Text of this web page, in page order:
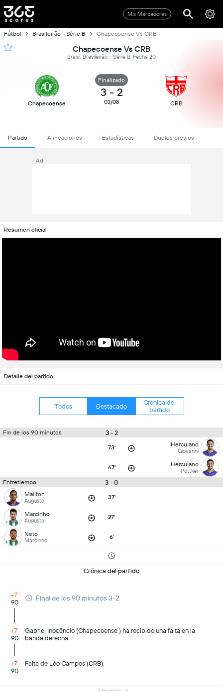
Mis Marcadores
Fútbol Brasileirão - Série B Chapecoense Vs CRB
Chapecoense Vs CRB
Brasil, Brasileirão - Série B, Fecha 20
Chapecoense
Finalizado
3 - 2
03/08 CRB
Partido Alineaciones Estadísticas Duelos previos
Ad
Resumen oficial
Detalle del partido
Todos Destacado
Crónica del
partido
Fin de los 90 minutos 3 - 2
73' Herculano
Giovanni
67' Herculano
Pottker
Entretiempo 3 - 0
Maílton
Augusto 37'
Marcinho
Augusto 27'
Neto
Marcinho 6'
Crónica del partido
+7'
90
Final de los 90 minutos 3-2
+7'
90
Gabriel Inocêncio (Chapecoense ) ha recibido una falta en la
banda derecha.
+7'
90
Falta de Léo Campos (CRB).